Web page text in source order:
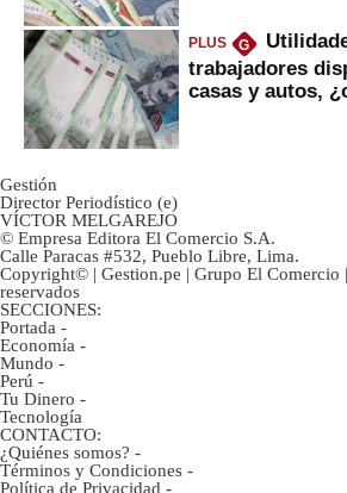
PLUS G
trabajadores
casas y autos,
Gestión
Director Periodístico (e)
VÍCTOR MELGAREJO
© Empresa Editora El Comercio S.A.
Calle Paracas #532, Pueblo Libre, Lima.
Copyright© | Gestion.pe | Grupo El Comercio
reservados
SECCIONES:
Portada -
Economía -
Mundo -
Perú -
Tu Dinero -
Tecnología
CONTACTO:
¿Quiénes somos? -
Términos y Condiciones -
Política de Privacidad -